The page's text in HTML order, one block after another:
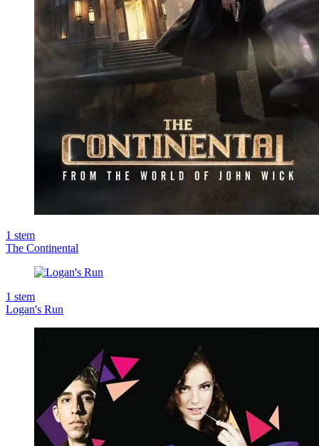
1 stem
The Continental
1 stem
Logan's Run